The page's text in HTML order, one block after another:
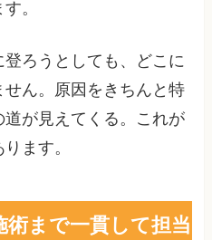
。
ろうとしても、どこに
ん。原因をきちんと特
が見えてくる。これが
ます。
まで一貫して担当